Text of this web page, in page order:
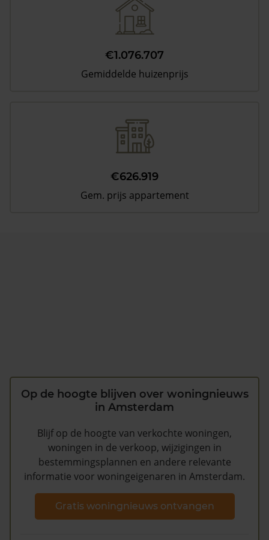
€1.076.707
Gemiddelde huizenprijs
€626.919
Gem. prijs appartement
Op de hoogte blijven over woningnieuws
in Amsterdam
Blijf op de hoogte van verkochte woningen,
woningen in de verkoop, wijzigingen in
bestemmingsplannen en andere relevante
informatie voor woningeigenaren in Amsterdam.
Gratis woningnieuws ontvangen